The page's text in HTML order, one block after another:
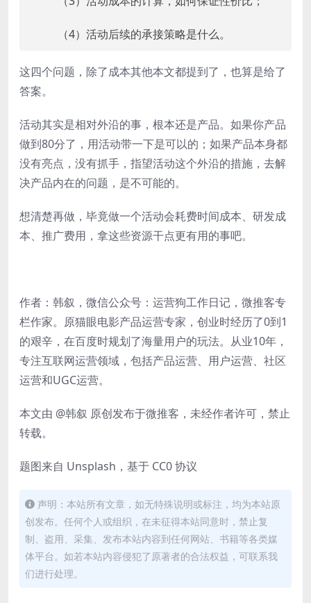
（4）活动后续的承接策略是什么。
这四个问题，除了成本其他本文都提到了，也算是给了
答案。
活动其实是相对外沿的事，根本还是产品。如果你产品
做到80分了，用活动带一下是可以的；如果产品本身都
没有亮点，没有抓手，指望活动这个外沿的措施，去解
决产品内在的问题，是不可能的。
想清楚再做，毕竟做一个活动会耗费时间成本、研发成
本、推广费用，拿这些资源干点更有用的事吧。
作者：韩叙，微信公众号：运营狗工作日记，微推客专
栏作家。原猫眼电影产品运营专家，创业时经历了0到1
的艰辛，在百度时规划了海量用户的玩法。从业10年，
专注互联网运营领域，包括产品运营、用户运营、社区
运营和UGC运营。
本文由 @韩叙 原创发布于微推客，未经作者许可，禁止
转载。
题图来自 Unsplash，基于 CC0 协议
声明：本站所有文章，如无特殊说明或标注，均为本站原
创发布。任何个人或组织，在未征得本站同意时，禁止复
制、盗用、采集、发布本站内容到任何网站、书籍等各类媒
体平台。如若本站内容侵犯了原著者的合法权益，可联系我
们进行处理。